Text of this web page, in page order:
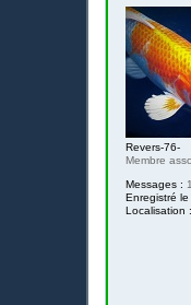
Revers-76-
Membre
Messages :
Enregistré le
Localisation :